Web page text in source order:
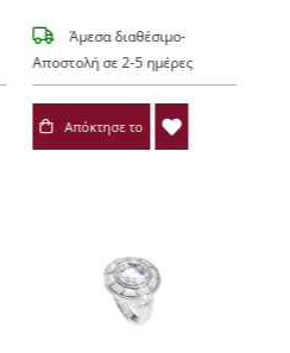
Άμεσα διαθέσιμο-
Αποστολή σε 2-5 ημέρες
Απόκτησε το